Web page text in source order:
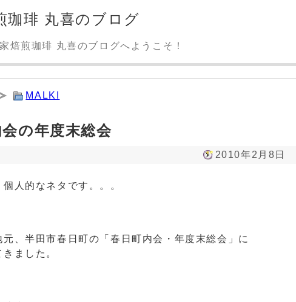
珈琲 丸喜のブログ
焙煎珈琲 丸喜のブログへようこそ！
MALKI
の年度末総会
2010年2月8日
人的なネタです。。。
元、半田市春日町の「春日町内会・年度末総会」に
ました。